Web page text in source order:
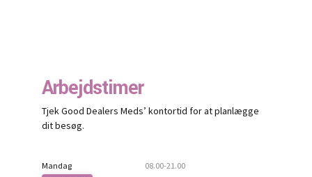
Arbejdstimer
Tjek Good Dealers Meds’ kontortid for at planlægge
dit besøg.
Mandag 08.00-21.00